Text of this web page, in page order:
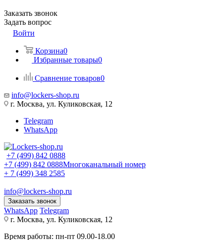
Заказать звонок
Задать вопрос
Войти
Корзина0
Избранные товары0
Сравнение товаров0
info@lockers-shop.ru
г. Москва, ул. Куликовская, 12
Telegram
WhatsApp
+7 (499) 842 0888
+7 (499) 842 0888Многоканальный номер
+ 7 (499) 348 2585
info@lockers-shop.ru
Заказать звонок
WhatsApp Telegram
г. Москва, ул. Куликовская, 12
Время работы: пн-пт 09.00-18.00